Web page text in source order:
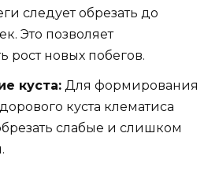
следует обрезать до
Это позволяет
рост новых побегов.
куста: Для формирования
куста клематиса
слабые и слишком